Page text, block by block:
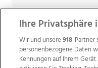
Ihre Privatsphäre
Wir und unsere918-Partner
personenbezogene Daten
Kennungen auf Ihrem